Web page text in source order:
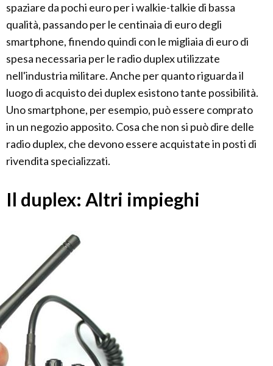
spaziare da pochi euro per i walkie-talkie di bassa
qualità, passando per le centinaia di euro degli
smartphone, finendo quindi con le migliaia di euro di
spesa necessaria per le radio duplex utilizzate
nell'industria militare. Anche per quanto riguarda il
luogo di acquisto dei duplex esistono tante possibilità.
Uno smartphone, per esempio, può essere comprato
in un negozio apposito. Cosa che non si può dire delle
radio duplex, che devono essere acquistate in posti di
rivendita specializzati.
Il duplex: Altri impieghi